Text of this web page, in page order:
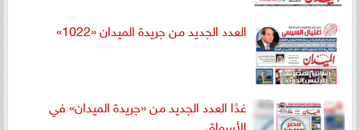
العدد الجديد من جريدة الميدان «1022»
غدًا العدد الجديد من «جريدة الميدان» في
الأسواق